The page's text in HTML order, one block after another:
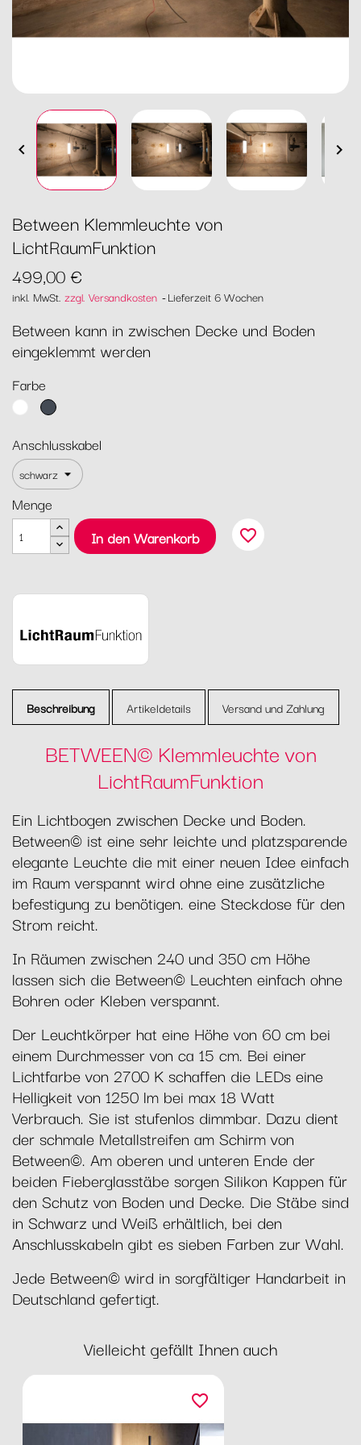
 
Between Klemmleuchte von
LichtRaumFunktion
499,00 €
inkl. MwSt. zzgl. Versandkosten Lieferzeit 6 Wochen
Between kann in zwischen Decke und Boden
eingeklemmt werden
Farbe
WeißSchwarz
Anschlusskabel
Menge
In den Warenkorb
favorite_border
Beschreibung Artikeldetails Versand und Zahlung
BETWEEN© Klemmleuchte von
LichtRaumFunktion
Ein Lichtbogen zwischen Decke und Boden.
Between© ist eine sehr leichte und platzsparende
elegante Leuchte die mit einer neuen Idee einfach
im Raum verspannt wird ohne eine zusätzliche
befestigung zu benötigen. eine Steckdose für den
Strom reicht.
In Räumen zwischen 240 und 350 cm Höhe
lassen sich die Between© Leuchten einfach ohne
Bohren oder Kleben verspannt.
Der Leuchtkörper hat eine Höhe von 60 cm bei
einem Durchmesser von ca 15 cm. Bei einer
Lichtfarbe von 2700 K schaffen die LEDs eine
Helligkeit von 1250 lm bei max 18 Watt
Verbrauch. Sie ist stufenlos dimmbar. Dazu dient
der schmale Metallstreifen am Schirm von
Between©. Am oberen und unteren Ende der
beiden Fieberglasstäbe sorgen Silikon Kappen für
den Schutz von Boden und Decke. Die Stäbe sind
in Schwarz und Weiß erhältlich, bei den
Anschlusskabeln gibt es sieben Farben zur Wahl.
Jede Between© wird in sorgfältiger Handarbeit in
Deutschland gefertigt.
Vielleicht gefällt Ihnen auch
favorite_border